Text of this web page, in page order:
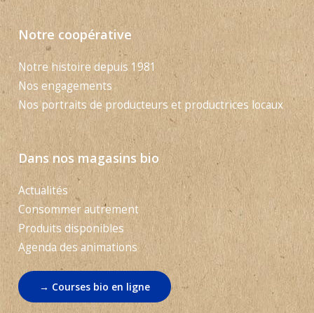
Notre coopérative
Notre histoire depuis 1981
Nos engagements
Nos portraits de producteurs et productrices locaux
Dans nos magasins bio
Actualités
Consommer autrement
Produits disponibles
Agenda des animations
→ Courses bio en ligne